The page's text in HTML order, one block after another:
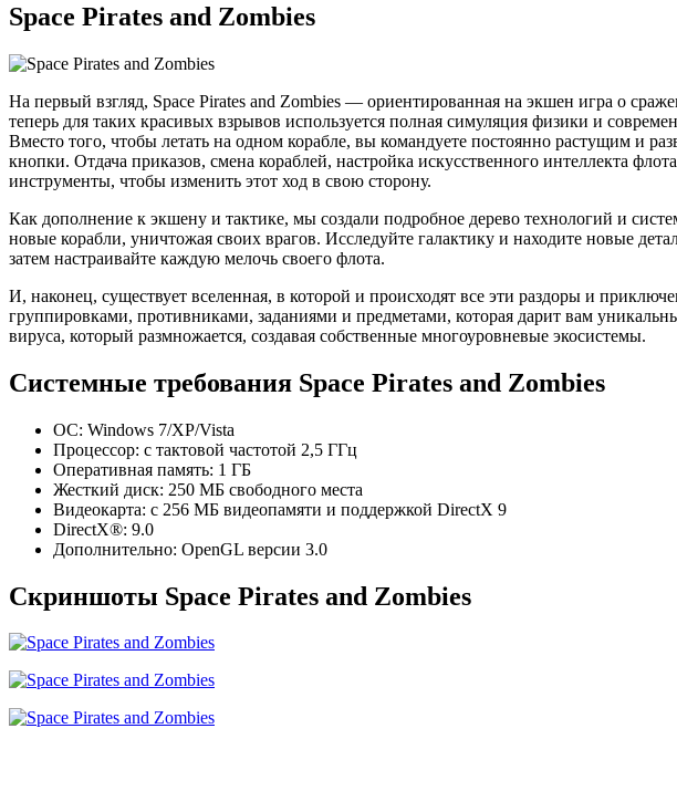
Space Pirates and Zombies
На первый взгляд, Space Pirates and Zombies — ориентированная на экшен игра о
теперь для таких красивых взрывов используется полная симуляция физики и
Вместо того, чтобы летать на одном корабле, вы командуете постоянно растущим и
кнопки. Отдача приказов, смена кораблей, настройка искусственного интеллекта
инструменты, чтобы изменить этот ход в свою сторону.
Как дополнение к экшену и тактике, мы создали подробное дерево технологий и
новые корабли, уничтожая своих врагов. Исследуйте галактику и находите новые
затем настраивайте каждую мелочь своего флота.
И, наконец, существует вселенная, в которой и происходят все эти раздоры и
группировками, противниками, заданиями и предметами, которая дарит вам
вируса, который размножается, создавая собственные многоуровневые экосистемы.
Системные требования Space Pirates and Zombies
ОС: Windows 7/XP/Vista
Процессор: с тактовой частотой 2,5 ГГц
Оперативная память: 1 ГБ
Жесткий диск: 250 МБ свободного места
Видеокарта: с 256 МБ видеопамяти и поддержкой DirectX 9
DirectX®: 9.0
Дополнительно: OpenGL версии 3.0
Скриншоты Space Pirates and Zombies